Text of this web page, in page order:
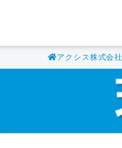
アクシス株式会社